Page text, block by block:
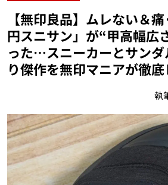
【無印良品】ムレない＆
円スニサン」が“甲高幅広
った…スニーカーとサン
り傑作を無印マニアが徹
執